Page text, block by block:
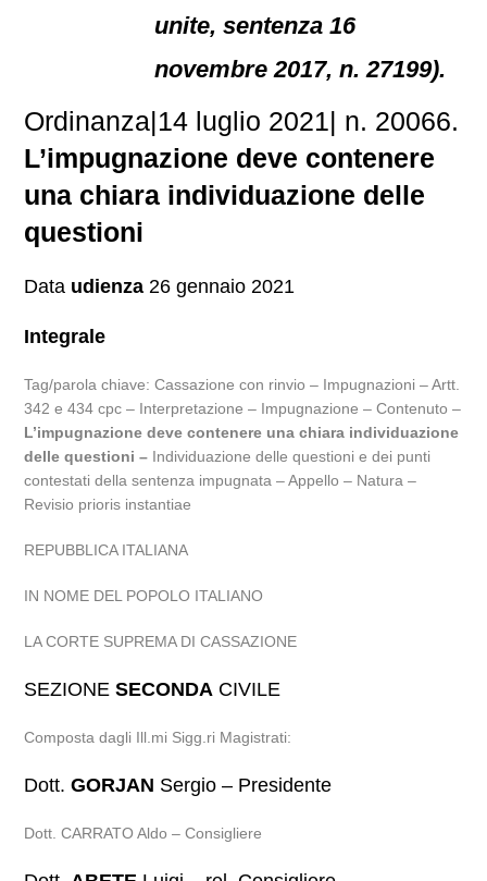
unite, sentenza 16
novembre 2017, n. 27199).
Ordinanza|14 luglio 2021| n. 20066.
L’impugnazione deve contenere
una chiara individuazione delle
questioni
Data udienza 26 gennaio 2021
Integrale
Tag/parola chiave: Cassazione con rinvio – Impugnazioni – Artt.
342 e 434 cpc – Interpretazione – Impugnazione – Contenuto –
L’impugnazione deve contenere una chiara individuazione
delle questioni – Individuazione delle questioni e dei punti
contestati della sentenza impugnata – Appello – Natura –
Revisio prioris instantiae
REPUBBLICA ITALIANA
IN NOME DEL POPOLO ITALIANO
LA CORTE SUPREMA DI CASSAZIONE
SEZIONESECONDA CIVILE
Composta dagli Ill.mi Sigg.ri Magistrati:
Dott.GORJAN Sergio – Presidente
Dott. CARRATO Aldo – Consigliere